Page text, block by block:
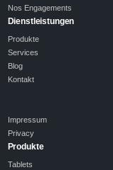
Nos Engagements
Dienstleistungen
Produkte
Services
Blog
Kontakt
Impressum
Privacy
Produkte
Tablets